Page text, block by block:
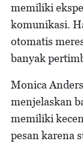
memiliki
komunikasi.
otomatis
banyak
Monica
menjelaskan
memiliki
pesan karena